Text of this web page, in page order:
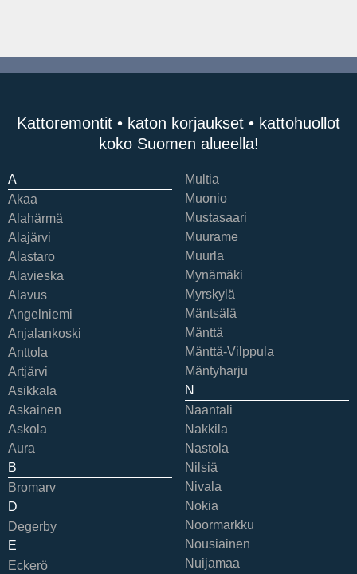
Kattoremontit • katon korjaukset • kattohuollot
koko Suomen alueella!
A
Akaa
Alahärmä
Alajärvi
Alastaro
Alavieska
Alavus
Angelniemi
Anjalankoski
Anttola
Artjärvi
Asikkala
Askainen
Askola
Aura
B
Bromarv
D
Degerby
E
Eckerö
Multia
Muonio
Mustasaari
Muurame
Muurla
Mynämäki
Myrskylä
Mäntsälä
Mänttä
Mänttä-Vilppula
Mäntyharju
N
Naantali
Nakkila
Nastola
Nilsiä
Nivala
Nokia
Noormarkku
Nousiainen
Nuijamaa